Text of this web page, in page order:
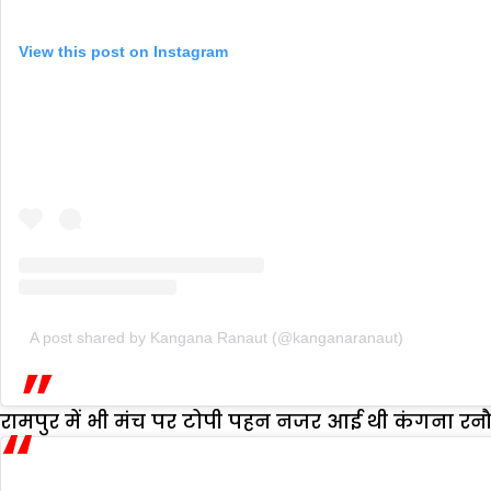
View this post on Instagram
A post shared by Kangana Ranaut (@kanganaranaut)
रामपुर में भी मंच पर टोपी पहन नजर आई थी कंगना